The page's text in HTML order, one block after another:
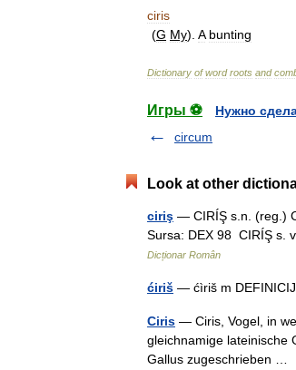
ciris
(G My). A bunting
Dictionary of word roots and
Игры ⚽
Нужно
circum
Look at other
ciriş — CIRÍŞ s.n. (reg.)
Sursa: DEX 98 CIRÍŞ s.
Dicționar Român
ćiriš — ćìriš m
Ciris — Ciris, Vogel, in
gleichnamige lateinische
Gallus zugeschrieben …